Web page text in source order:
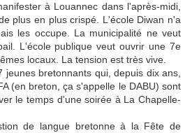
à Louannec dans l'après-midi,
plus en plus crispé. L'école Diwan n'a
les occupe. La municipalité ne veut
L'école publique veut ouvrir une 7e
locaux. La tension est très vive.
jeunes bretonnants qui, depuis dix ans,
(en breton, ça s'appelle le DABU) sont
le temps d'une soirée à La Chapelle-
de langue bretonne à la Fête de